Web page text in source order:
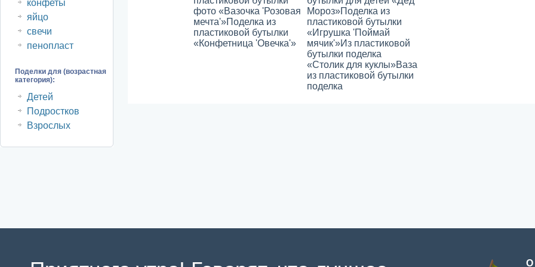
конфеты
яйцо
свечи
пенопласт
Поделки для (возрастная
категория):
Детей
Подростков
Взрослых
фото «Вазочка 'Розовая
мечта'»Поделка из
пластиковой бутылки
«Конфетница 'Овечка'»
Мороз»Поделка из
пластиковой бутылки
«Игрушка 'Поймай
мячик'»Из пластиковой
бутылки поделка
«Столик для куклы»Ваза
из пластиковой бутылки
поделка
О